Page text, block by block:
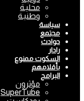
محليـة
وطنيـة
سياسة
مجتمع
حوادث
رادار
السكوت ممنوع
بأقلامهم
البرامج
مؤثرون
SuperTube